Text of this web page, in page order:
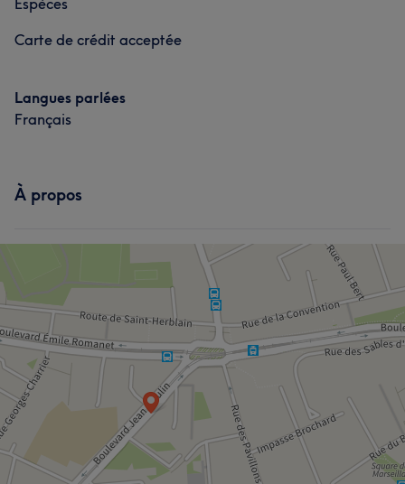
Espèces
Carte de crédit acceptée
Langues parlées
Français
À propos